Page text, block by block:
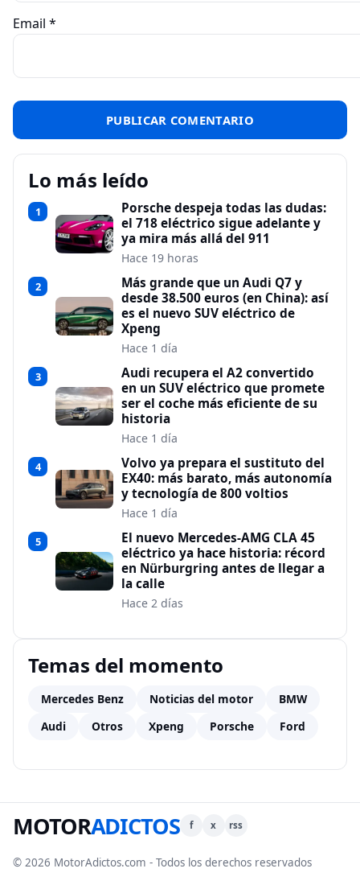
Email *
Lo más leído
1
Porsche despeja todas las dudas:
el 718 eléctrico sigue adelante y
ya mira más allá del 911
Hace 19 horas
2
Más grande que un Audi Q7 y
desde 38.500 euros (en China): así
es el nuevo SUV eléctrico de
Xpeng
Hace 1 día
3
Audi recupera el A2 convertido
en un SUV eléctrico que promete
ser el coche más eficiente de su
historia
Hace 1 día
4
Volvo ya prepara el sustituto del
EX40: más barato, más autonomía
y tecnología de 800 voltios
Hace 1 día
5
El nuevo Mercedes-AMG CLA 45
eléctrico ya hace historia: récord
en Nürburgring antes de llegar a
la calle
Hace 2 días
Temas del momento
Mercedes Benz Noticias del motor
BMW
Audi
Otros Xpeng Porsche Ford
MOTORADICTOS f x rss
© 2026 MotorAdictos.com - Todos los derechos reservados